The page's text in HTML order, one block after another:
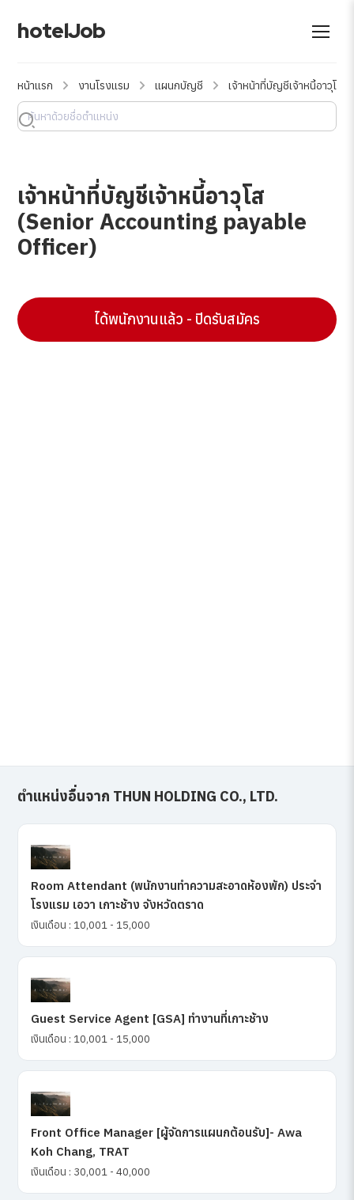
hotelJob
หน้าแรก งานโรงแรม แผนกบัญชี เจ้าหน้าที่บัญชีเจ้าหนี้อาวุโส
เจ้าหน้าที่บัญชีเจ้าหนี้อาวุโส
(Senior Accounting payable
Officer)
ได้พนักงานแล้ว - ปิดรับสมัคร
ตำแหน่งอื่นจาก THUN HOLDING CO., LTD.
Room Attendant (พนักงานทำความสะอาดห้องพัก) ประจำ
โรงแรม เอวา เกาะช้าง จังหวัดตราด
เงินเดือน : 10,001 - 15,000
Guest Service Agent [GSA] ทำงานที่เกาะช้าง
เงินเดือน : 10,001 - 15,000
Front Office Manager [ผู้จัดการแผนกต้อนรับ]- Awa
Koh Chang, TRAT
เงินเดือน : 30,001 - 40,000